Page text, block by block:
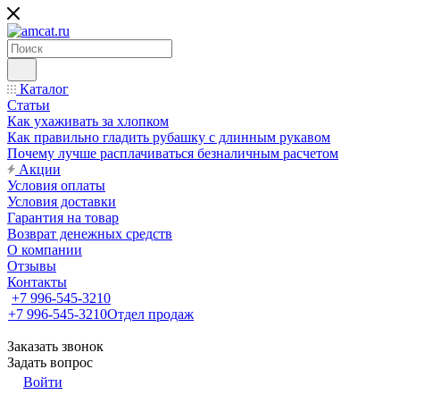
Каталог
Статьи
Как ухаживать за хлопком
Как правильно гладить рубашку с длинным рукавом
Почему лучше расплачиваться безналичным расчетом
Акции
Условия оплаты
Условия доставки
Гарантия на товар
Возврат денежных средств
О компании
Отзывы
Контакты
+7 996-545-3210
+7 996-545-3210Отдел продаж
Заказать звонок
Задать вопрос
Войти